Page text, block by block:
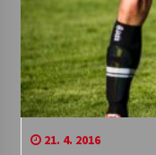
21. 4. 2016